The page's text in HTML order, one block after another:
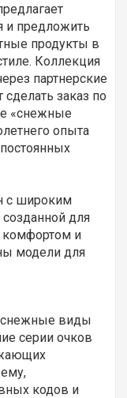
и предложить
продукты в
Коллекция
партнерские
заказ по
«снежные
опыта
с широким
для
комфортом и
модели для
снежные виды
серии очков
кодов и